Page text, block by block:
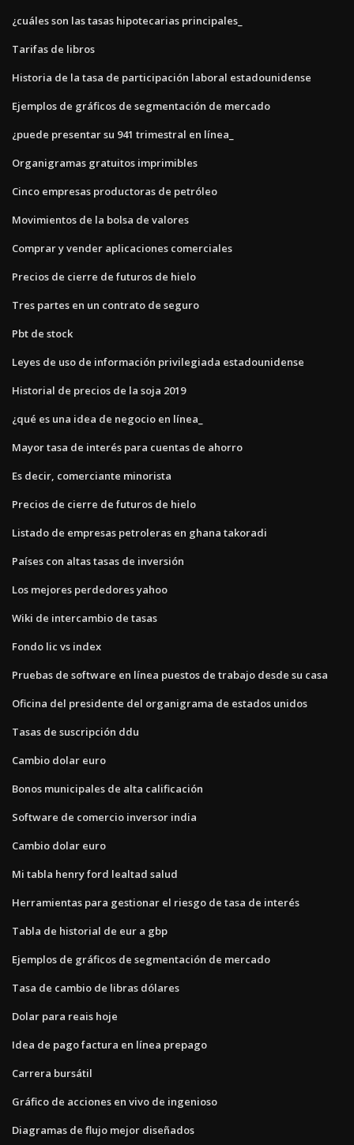
¿cuáles son las tasas hipotecarias principales_
Tarifas de libros
Historia de la tasa de participación laboral estadounidense
Ejemplos de gráficos de segmentación de mercado
¿puede presentar su 941 trimestral en línea_
Organigramas gratuitos imprimibles
Cinco empresas productoras de petróleo
Movimientos de la bolsa de valores
Comprar y vender aplicaciones comerciales
Precios de cierre de futuros de hielo
Tres partes en un contrato de seguro
Pbt de stock
Leyes de uso de información privilegiada estadounidense
Historial de precios de la soja 2019
¿qué es una idea de negocio en línea_
Mayor tasa de interés para cuentas de ahorro
Es decir, comerciante minorista
Precios de cierre de futuros de hielo
Listado de empresas petroleras en ghana takoradi
Países con altas tasas de inversión
Los mejores perdedores yahoo
Wiki de intercambio de tasas
Fondo lic vs index
Pruebas de software en línea puestos de trabajo desde su casa
Oficina del presidente del organigrama de estados unidos
Tasas de suscripción ddu
Cambio dolar euro
Bonos municipales de alta calificación
Software de comercio inversor india
Cambio dolar euro
Mi tabla henry ford lealtad salud
Herramientas para gestionar el riesgo de tasa de interés
Tabla de historial de eur a gbp
Ejemplos de gráficos de segmentación de mercado
Tasa de cambio de libras dólares
Dolar para reais hoje
Idea de pago factura en línea prepago
Carrera bursátil
Gráfico de acciones en vivo de ingenioso
Diagramas de flujo mejor diseñados